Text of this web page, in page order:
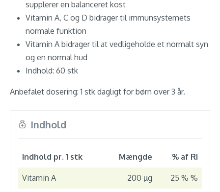
supplerer en balanceret kost
Vitamin A, C og D bidrager til immunsystemets
normale funktion
Vitamin A bidrager til at vedligeholde et normalt syn
og en normal hud
Indhold: 60 stk
Anbefalet dosering: 1 stk dagligt for børn over 3 år.
Indhold
Indhold pr. 1 stk Mængde % af RI
Vitamin A 200 µg 25 % %